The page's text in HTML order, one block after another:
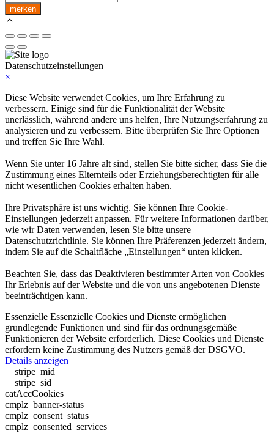
FD31
0,21m
silber,
schwarz
Menge
merken
Datenschutzeinstellungen
×
Diese Website verwendet Cookies, um Ihre Erfahrung zu
verbessern. Einige sind für die Funktionalität der Website
unerlässlich, während andere uns helfen, Ihre Nutzungserfahrung zu
analysieren und zu verbessern. Bitte überprüfen Sie Ihre Optionen
und treffen Sie Ihre Wahl.
Wenn Sie unter 16 Jahre alt sind, stellen Sie bitte sicher, dass Sie die
Zustimmung eines Elternteils oder Erziehungsberechtigten für alle
nicht wesentlichen Cookies erhalten haben.
Ihre Privatsphäre ist uns wichtig. Sie können Ihre Cookie-
Einstellungen jederzeit anpassen. Für weitere Informationen darüber,
wie wir Daten verwenden, lesen Sie bitte unsere
Datenschutzrichtlinie. Sie können Ihre Präferenzen jederzeit ändern,
indem Sie auf die Schaltfläche „Einstellungen“ unten klicken.
Beachten Sie, dass das Deaktivieren bestimmter Arten von Cookies
Ihr Erlebnis auf der Website und die von uns angebotenen Dienste
beeinträchtigen kann.
Essenzielle Essenzielle Cookies und Dienste ermöglichen
grundlegende Funktionen und sind für das ordnungsgemäße
Funktionieren der Website erforderlich. Diese Cookies und Dienste
erfordern keine Zustimmung des Nutzers gemäß der DSGVO.
Details anzeigen
__stripe_mid
__stripe_sid
catAccCookies
cmplz_banner-status
cmplz_consent_status
cmplz_consented_services